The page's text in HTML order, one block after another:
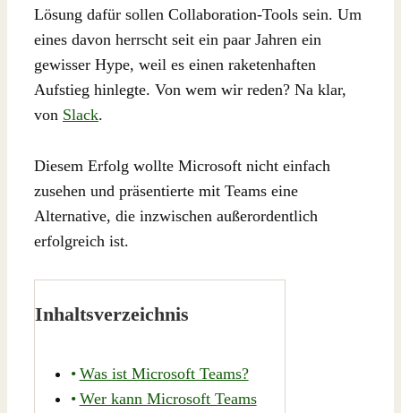
Lösung dafür sollen Collaboration-Tools sein. Um
eines davon herrscht seit ein paar Jahren ein
gewisser Hype, weil es einen raketenhaften
Aufstieg hinlegte. Von wem wir reden? Na klar,
von Slack.
Diesem Erfolg wollte Microsoft nicht einfach
zusehen und präsentierte mit Teams eine
Alternative, die inzwischen außerordentlich
erfolgreich ist.
Inhaltsverzeichnis
Was ist Microsoft Teams?
Wer kann Microsoft Teams